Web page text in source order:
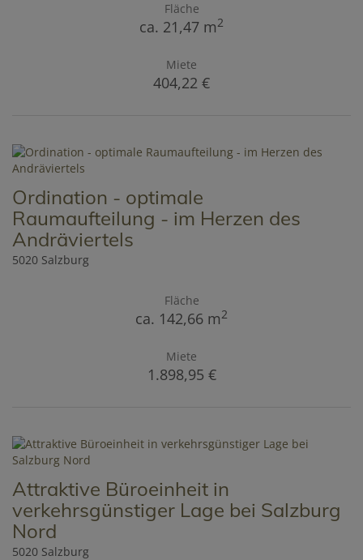
Fläche
ca. 21,47 m2
Miete
404,22 €
Ordination - optimale
Raumaufteilung - im Herzen des
Andräviertels
5020 Salzburg
Fläche
ca. 142,66 m2
Miete
1.898,95 €
Attraktive Büroeinheit in
verkehrsgünstiger Lage bei Salzburg
Nord
5020 Salzburg